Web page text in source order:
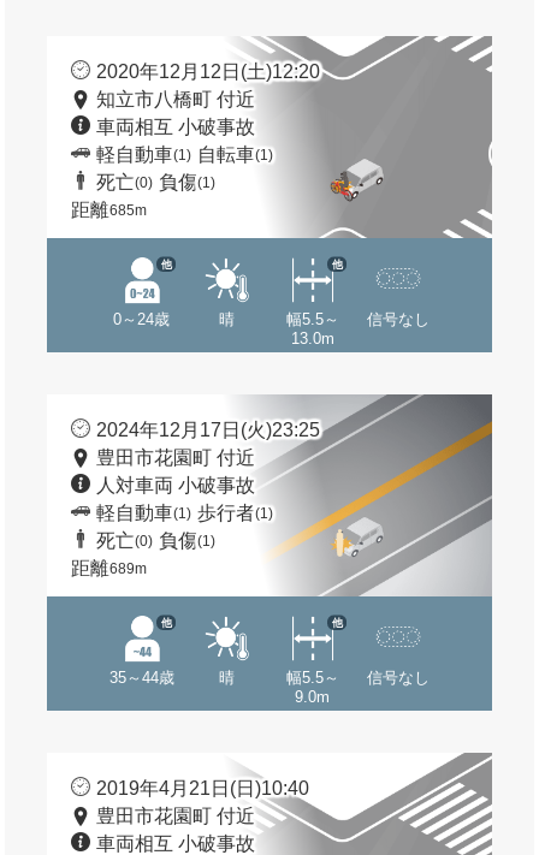
2020年12月12日(土)12:20
知立市八橋町 付近
車両相互 小破事故
軽自動車(1) 自転車(1)
死亡(0) 負傷(1)
距離685m
0～24歳
他
晴
幅5.5～
13.0m
他
信号なし
2024年12月17日(火)23:25
豊田市花園町 付近
人対車両 小破事故
軽自動車(1) 歩行者(1)
死亡(0) 負傷(1)
距離689m
35～44歳
他
晴
幅5.5～
9.0m
他
信号なし
2019年4月21日(日)10:40
豊田市花園町 付近
車両相互 小破事故